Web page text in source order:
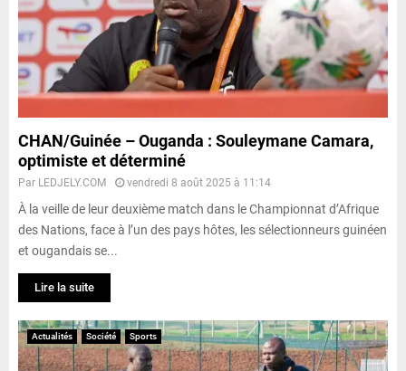
CHAN/Guinée – Ouganda : Souleymane Camara,
optimiste et déterminé
Par LEDJELY.COM vendredi 8 août 2025 à 11:14
À la veille de leur deuxième match dans le Championnat d’Afrique
des Nations, face à l’un des pays hôtes, les sélectionneurs guinéen
et ougandais se...
Lire la suite
Actualités Société Sports